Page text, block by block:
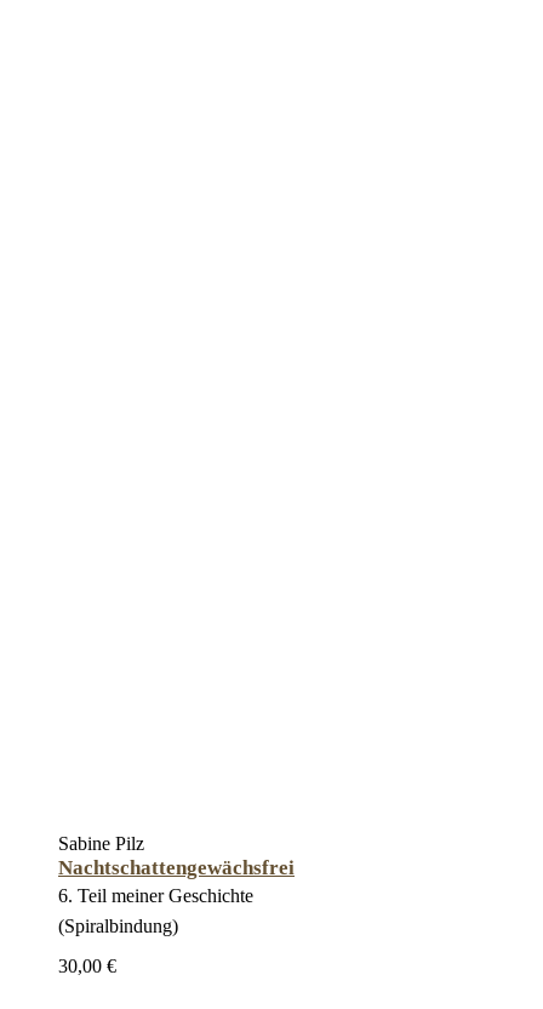
Sabine Pilz
Nachtschattengewächsfrei
6. Teil meiner Geschichte
(Spiralbindung)
30,00 €